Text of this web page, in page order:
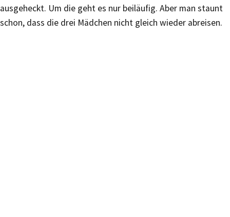
ausgeheckt. Um die geht es nur beiläufig. Aber man staunt
schon, dass die drei Mädchen nicht gleich wieder abreisen.